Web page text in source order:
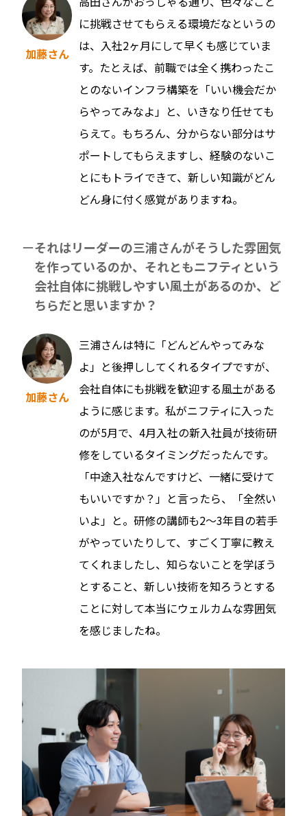
加藤さん
に挑戦させてもらえる環境だなというの
は、入社2ヶ月にして早くも感じていま
す。たとえば、前職では全く携わったこ
とのないインフラ構築を「いい機会だか
らやってみなよ」と、いきなり任せても
らえて。もちろん、分からない部分はサ
ポートしてもらえますし、経験のないこ
とにもトライできて、新しい知識がどん
どん身に付く感覚がありますね。
それはリーダーの三浦さんがそうした雰囲気
を作っているのか、それともニフティという
会社自体に挑戦しやすい風土があるのか、ど
ちらだと思いますか？
加藤さん
三浦さんは特に「どんどんやってみな
よ」と後押ししてくれるタイプですが、
会社自体にも挑戦を歓迎する風土がある
ように感じます。私がニフティに入った
のが5月で、4月入社の新入社員が技術研
修をしているタイミングだったんです。
「中途入社なんですけど、一緒に受けて
もいいですか？」と言ったら、「全然い
いよ」と。研修の講師も2〜3年目の若手
がやっていたりして、すごく丁寧に教え
てくれましたし、知らないことを学ぼう
とすること、新しい技術を知ろうとする
ことに対して本当にウェルカムな雰囲気
を感じましたね。